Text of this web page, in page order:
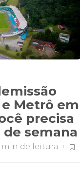
e Metrô em
precisa
semana
min de leitura